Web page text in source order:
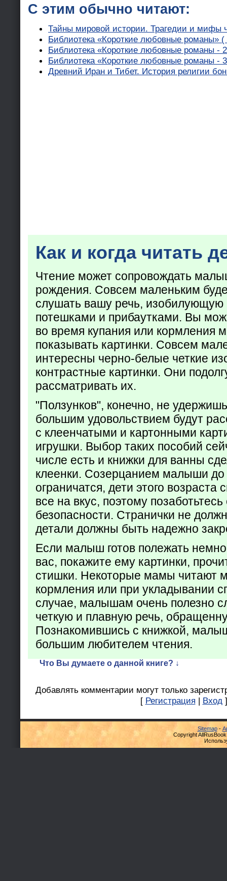
С этим обычно читают:
Тайны мировой истории. Трагедии и мифы
Библиотека «Короткие любовные романы» (
Библиотека «Короткие любовные романы -
Библиотека «Короткие любовные романы -
Древний Иран и Тибет. История религии
Как и когда читать
Чтение может сопровождать
рождения. Совсем маленьким
слушать вашу речь,
потешками и прибаутками. Вы
во время купания или кормления
показывать картинки. Совсем
интересны черно-белые четкие
контрастные картинки. Они
рассматривать их.
"Ползунков", конечно, не
большим удовольствием будут
с клеенчатыми и картонными
игрушки. Выбор таких пособий
числе есть и книжки для ванны
клеенки. Созерцанием малыши до
ограничатся, дети этого возраста
все на вкус, поэтому позаботьтесь
безопасности. Странички не
детали должны быть надежно
Если малыш готов полежать
вас, покажите ему картинки,
стишки. Некоторые мамы читают
кормления или при укладывании
случае, малышам очень полезно
четкую и плавную речь,
Познакомившись с книжкой,
большим любителем чтения.
Что Вы думаете о данной книге? ↓
Добавлять комментарии могут только
[ Регистрация | Вход ]
Sitemap-
Copyright